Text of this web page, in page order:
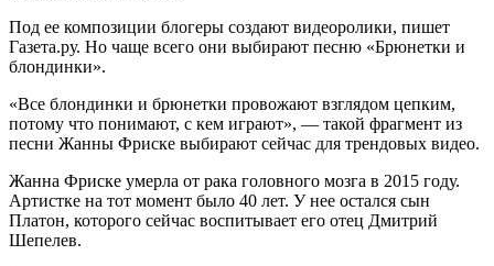
Под ее композиции блогеры создают видеоролики, пишет
Газета.ру. Но чаще всего они выбирают песню «Брюнетки и
блондинки».
«Все блондинки и брюнетки провожают взглядом цепким,
потому что понимают, с кем играют», — такой фрагмент из
песни Жанны Фриске выбирают сейчас для трендовых видео.
Жанна Фриске умерла от рака головного мозга в 2015 году.
Артистке на тот момент было 40 лет. У нее остался сын
Платон, которого сейчас воспитывает его отец Дмитрий
Шепелев.